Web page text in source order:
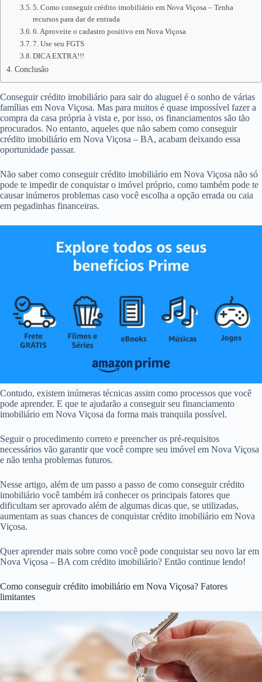
5. Como conseguir crédito imobiliário em Nova Viçosa – Tenha
recursos para dar de entrada
6. Aproveite o cadastro positivo em Nova Viçosa
7. Use seu FGTS
DICA EXTRA!!!
Conclusão
Conseguir crédito imobiliário para sair do aluguel é o sonho de várias
famílias em Nova Viçosa. Mas para muitos é quase impossível fazer a
compra da casa própria à vista e, por isso, os financiamentos são tão
procurados. No entanto, aqueles que não sabem como conseguir
crédito imobiliário em Nova Viçosa – BA, acabam deixando essa
oportunidade passar.
Não saber como conseguir crédito imobiliário em Nova Viçosa não só
pode te impedir de conquistar o imóvel próprio, como também pode te
causar inúmeros problemas caso você escolha a opção errada ou caia
em pegadinhas financeiras.
Contudo, existem inúmeras técnicas assim como processos que você
pode aprender. E que te ajudarão a conseguir seu financiamento
imobiliário em Nova Viçosa da forma mais tranquila possível.
Seguir o procedimento correto e preencher os pré-requisitos
necessários vão garantir que você compre seu imóvel em Nova Viçosa
e não tenha problemas futuros.
Nesse artigo, além de um passo a passo de como conseguir crédito
imobiliário você também irá conhecer os principais fatores que
dificultam ser aprovado além de algumas dicas que, se utilizadas,
aumentam as suas chances de conquistar crédito imobiliário em Nova
Viçosa.
Quer aprender mais sobre como você pode conquistar seu novo lar em
Nova Viçosa – BA com crédito imobiliário? Então continue lendo!
Como conseguir crédito imobiliário em Nova Viçosa? Fatores
limitantes